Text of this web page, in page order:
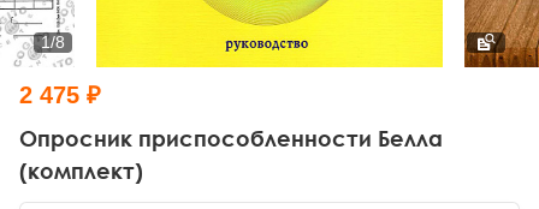
Тревожные расстройства, панические атаки
Психодрама
Другие направления психотерапии
Классический, эриксоновский гипноз и НЛП
Психология труда и эргономика
Социальная психология
Социальная и организационная психология
Классический и юнгианский психоанализ
Опросник приспособленности Белла
(комплект)
1/8
2 475 ₽